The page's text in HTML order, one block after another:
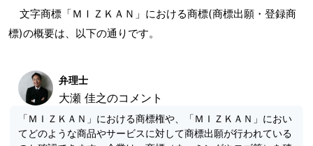
文字商標「ＭＩＺＫＡＮ」における商標(商標出願・登録商
標)の概要は、以下の通りです。
弁理士
大瀬 佳之のコメント
「ＭＩＺＫＡＮ」における商標権や、「ＭＩＺＫＡＮ」におい
てどのような商品やサービスに対して商標出願が行われている